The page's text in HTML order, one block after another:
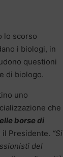
lo scorso
i biologi, in
questioni
di biologo.
uno
che
borse di
il Presidente. “Si
del